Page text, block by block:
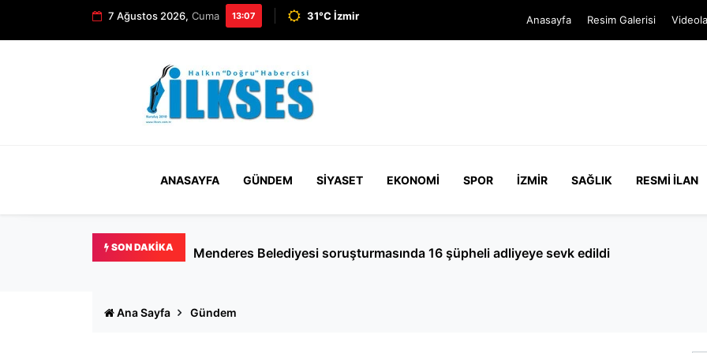
7 Ağustos 2026, Cuma 13:07 31°C İzmir Anasayfa Resim Galerisi
ANASAYFA GÜNDEM SIYASET EKONOMI SPOR İZMIR SAĞLIK RESMI İLAN
SON DAKIKA Okullara 30 bin güvenlik görevlisi geliyor: Girişlerde dedektörlü nöbet dönemi!
Ana Sayfa Gündem